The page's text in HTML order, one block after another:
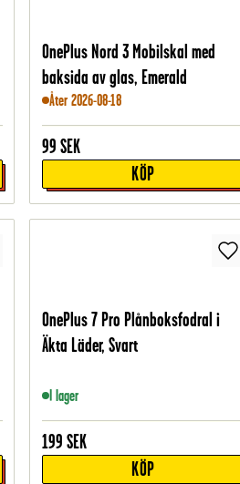
OnePlus Nord 3 Mobilskal med
baksida av glas, Emerald
Åter 2026-08-18
99 SEK
KÖP
OnePlus 7 Pro Plånboksfodral i
Äkta Läder, Svart
I lager
199 SEK
KÖP